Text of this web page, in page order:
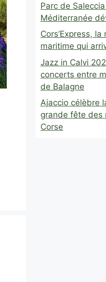
Parc de
Méditerranée
Cors’Express,
maritime qui
Jazz in Calvi
concerts entre
de Balagne
Ajaccio célèbre
grande fête des
Corse